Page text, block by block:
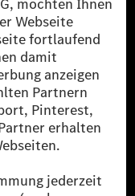
Group durch
von MB.CHARGE
an der jeweiligen
vorliegt,
Diese stellen
Public eine äquivalente
eingespeist wird.
die jünger
vehicles Test